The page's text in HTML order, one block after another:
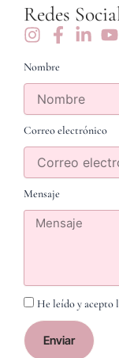
Redes
Nombre
Correo electrónico
Mensaje
He leído y acepto
Enviar